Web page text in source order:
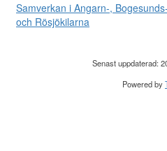
Samverkan i Angarn-, Bogesunds-
och Rösjökilarna
Senast uppdaterad:
Powered by